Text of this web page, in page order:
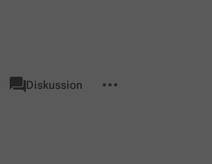
associated-
pages
SeiteDiskussion
Aktionen